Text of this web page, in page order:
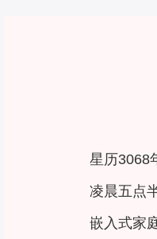
星历3068
凌晨五点
嵌入式家